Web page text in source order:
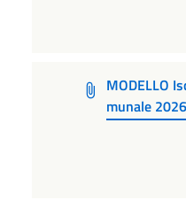
MODELLO
munale